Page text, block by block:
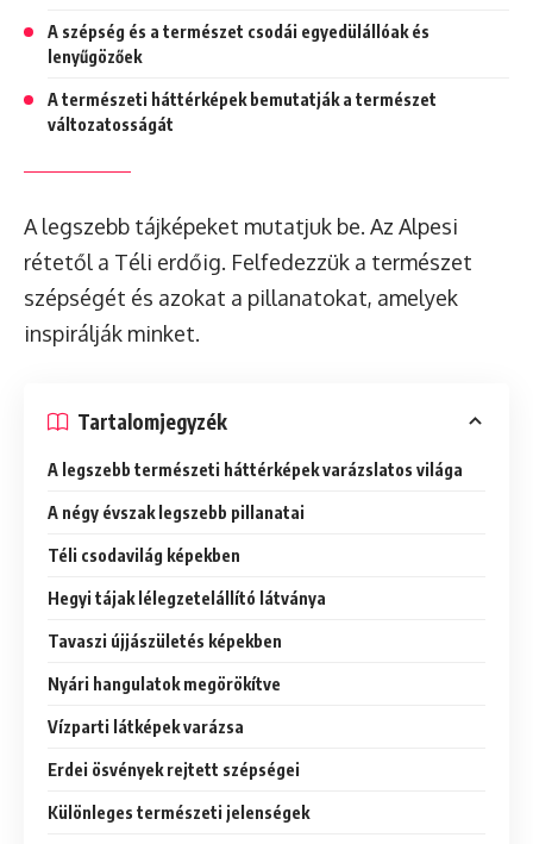
A szépség és a természet csodái egyedülállóak és
lenyűgözőek
A természeti háttérképek bemutatják a természet
változatosságát
A legszebb tájképeket mutatjuk be. Az Alpesi
rétetől a Téli erdőig. Felfedezzük a természet
szépségét és azokat a pillanatokat, amelyek
inspirálják minket.
Tartalomjegyzék
A legszebb természeti háttérképek varázslatos világa
A négy évszak legszebb pillanatai
Téli csodavilág képekben
Hegyi tájak lélegzetelállító látványa
Tavaszi újjászületés képekben
Nyári hangulatok megörökítve
Vízparti látképek varázsa
Erdei ösvények rejtett szépségei
Különleges természeti jelenségek